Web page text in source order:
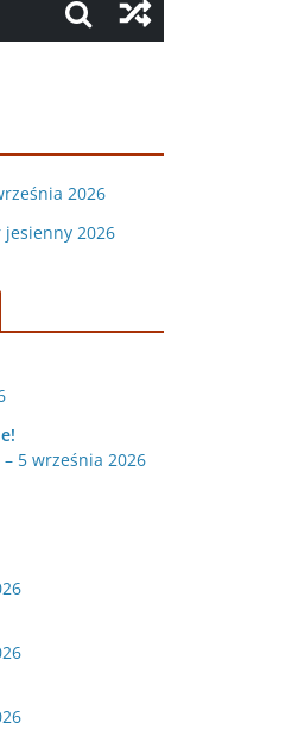
2026
jesienny 2026
5 września 2026